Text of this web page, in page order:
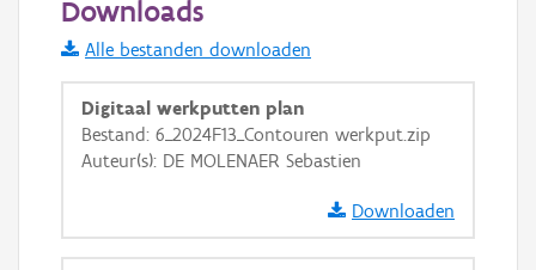
Informatie Vlaanderen
i
+ −
Downloads
Alle bestanden downloaden
Digitaal werkputten plan
Bestand: 6_2024F13_Contouren werkput.zip
Auteur(s): DE MOLENAER Sebastien
Downloaden